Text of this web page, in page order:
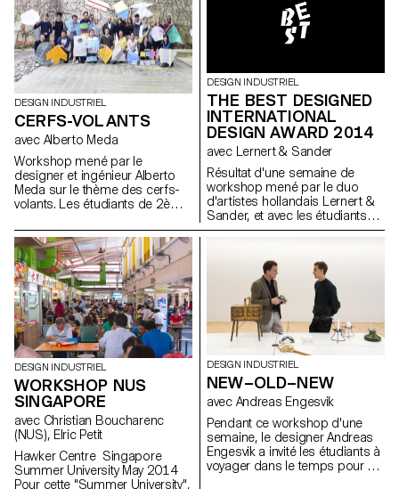
nouvelles façons de s’asseoir.
Le résultat est une diversité de
construction conçu pour
soutenir notre corps de
différentes manières. Photo
ECAL/Axel Crettenand
dans les ateliers de l’école.
L’intérêt des résultats réside
dans l’objet en étain, ainsi que
DESIGN INDUSTRIEL
CERFS-VOLANTS
avec Alberto Meda
Workshop mené par le
designer et ingénieur Alberto
Meda sur le thème des cerfs-
volants. Les étudiants de 2ème
Industriel ont travaillé non
seulement sur la forme et la
couleur, mais aussi sur les
questions physiques du
mouvement dans les airs.
DESIGN INDUSTRIEL
THE BEST DESIGNED
INTERNATIONAL
DESIGN AWARD 2014
avec Lernert & Sander
Résultat d'une semaine de
workshop mené par le duo
d'artistes hollandais Lernert &
Sander, et avec les étudiants
de 1ère année en Bachelor
Graphique.
DESIGN INDUSTRIEL
WORKSHOP NUS
SINGAPORE
avec Christian Boucharenc
(NUS), Elric Petit
Hawker Centre Singapore
Summer University May 2014
Pour cette "Summer University",
DESIGN INDUSTRIEL
NEW–OLD–NEW
avec Andreas Engesvik
Pendant ce workshop d'une
semaine, le designer Andreas
Engesvik a invité les étudiants à
voyager dans le temps pour y